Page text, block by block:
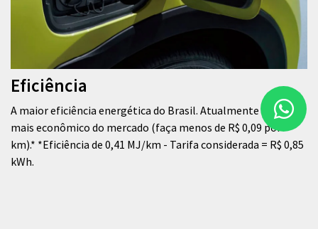
Eficiência
A maior eficiência energética do Brasil. Atualmente é o carro
mais econômico do mercado (faça menos de R$ 0,09 por
km).* *Eficiência de 0,41 MJ/km - Tarifa considerada = R$ 0,85
kWh.